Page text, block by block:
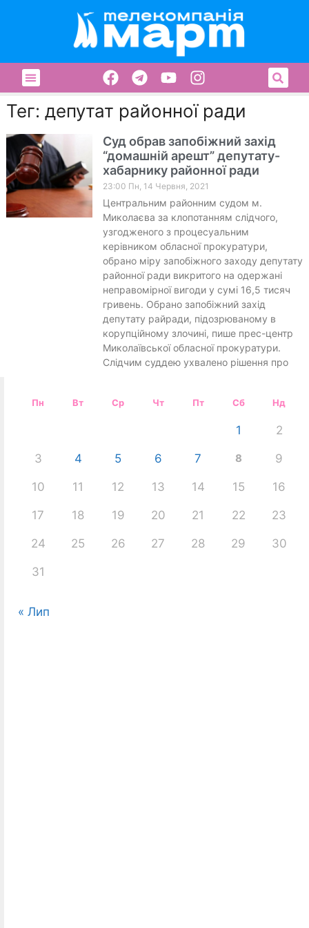
Тег: депутат районної ради
Суд обрав запобіжний захід
“домашній арешт” депутату-
хабарнику районної ради
23:00 Пн, 14 Червня, 2021
Центральним районним судом м.
Миколаєва за клопотанням слідчого,
узгодженого з процесуальним
керівником обласної прокуратури,
обрано міру запобіжного заходу депутату
районної ради викритого на одержані
неправомірної вигоди у сумі 16,5 тисяч
гривень. Обрано запобіжний захід
депутату райради, підозрюваному в
корупційному злочині, пише прес-центр
Миколаївської обласної прокуратури.
Слідчим суддею ухвалено рішення про
Пн Вт Ср Чт Пт Сб Нд
1 2
3 4 5 6 7 8 9
10 11 12 13 14 15 16
17 18 19 20 21 22 23
24 25 26 27 28 29 30
31
« Лип